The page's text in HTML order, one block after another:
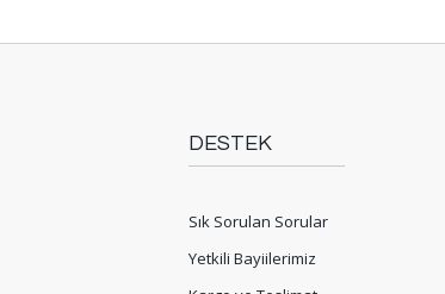
DESTEK
Sık Sorulan Sorular
Yetkili Bayiilerimiz